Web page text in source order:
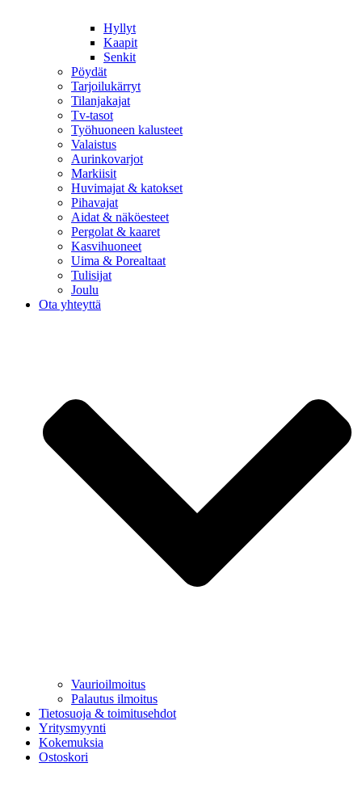
Hyllyt
Kaapit
Senkit
Pöydät
Tarjoilukärryt
Tilanjakajat
Tv-tasot
Työhuoneen kalusteet
Valaistus
Aurinkovarjot
Markiisit
Huvimajat & katokset
Pihavajat
Aidat & näköesteet
Pergolat & kaaret
Kasvihuoneet
Uima & Porealtaat
Tulisijat
Joulu
Ota yhteyttä
Vaurioilmoitus
Palautus ilmoitus
Tietosuoja & toimitusehdot
Yritysmyynti
Kokemuksia
Ostoskori